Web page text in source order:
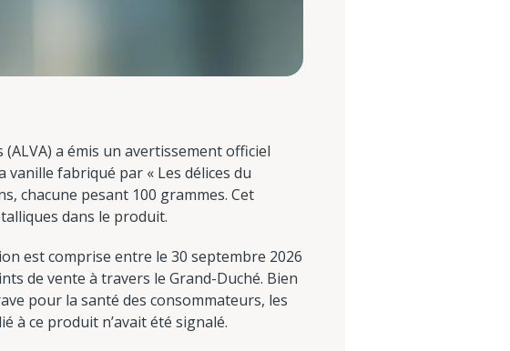
a émis un avertissement officiel
fabriqué par « Les délices du
chacune pesant 100 grammes. Cet
dans le produit.
est comprise entre le 30 septembre 2026
de vente à travers le Grand-Duché. Bien
pour la santé des consommateurs, les
à ce produit n’avait été signalé.